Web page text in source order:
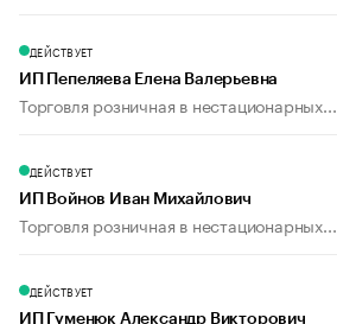
ДЕЙСТВУЕТ
ИП Пепеляева Елена Валерьевна
Торговля розничная в нестационарных...
ДЕЙСТВУЕТ
ИП Войнов Иван Михайлович
Торговля розничная в нестационарных...
ДЕЙСТВУЕТ
ИП Гуменюк Александр Викторович